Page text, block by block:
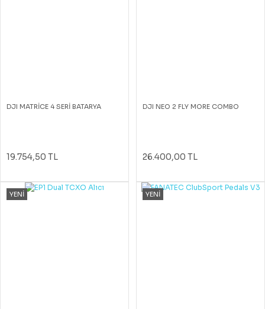
DJI MATRİCE 4 SERİ BATARYA
19.754,50 TL
DJI NEO 2 FLY MORE COMBO
26.400,00 TL
YENİ YENİ